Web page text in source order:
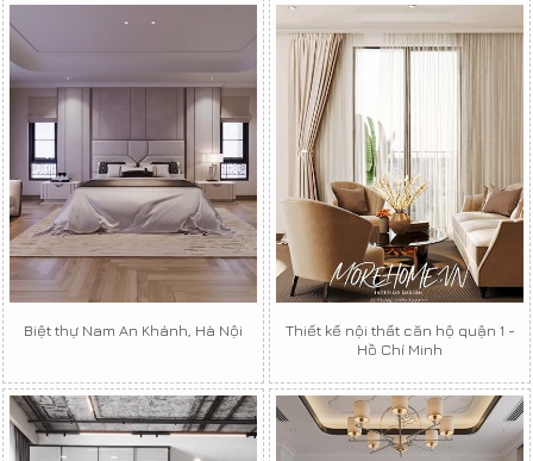
Biệt thự Nam An Khánh, Hà Nội
Thiết kế nội thất căn hộ quận 1 -
Hồ Chí Minh